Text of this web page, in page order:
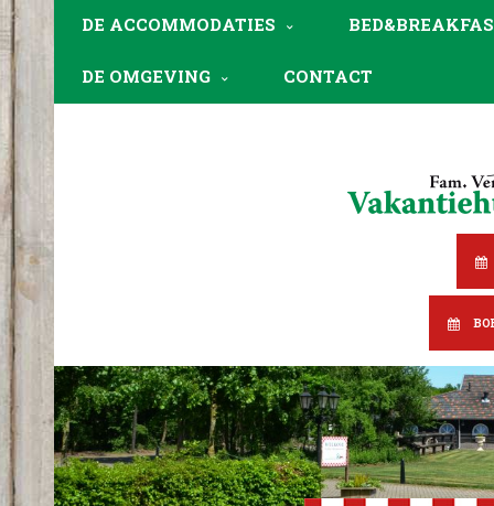
DE ACCOMMODATIES
DE OMGEVING CONTACT